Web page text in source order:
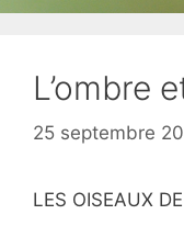
L’ombre
25 septembre
LES OISEAUX